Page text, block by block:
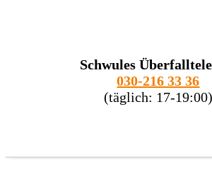
Schwules
030-216 33 36
(täglich: 17-19:00)